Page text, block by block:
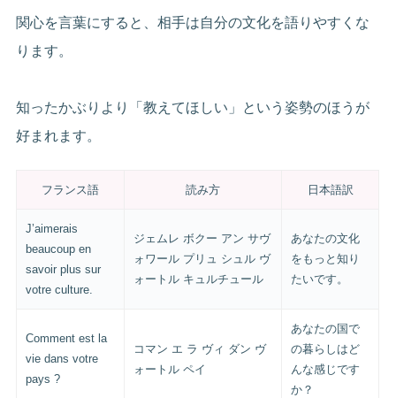
関心を言葉にすると、相手は自分の文化を語りやすくな
ります。
知ったかぶりより「教えてほしい」という姿勢のほうが
好まれます。
フランス語 読み方 日本語訳
J’aimerais
beaucoup en
savoir plus sur
votre culture.
ジェムレ ボクー アン サヴ
ォワール プリュ シュル ヴ
ォートル キュルチュール
あなたの文化
をもっと知り
たいです。
Comment est la
vie dans votre
pays ?
コマン エ ラ ヴィ ダン ヴ
ォートル ペイ
あなたの国で
の暮らしはど
んな感じです
か？